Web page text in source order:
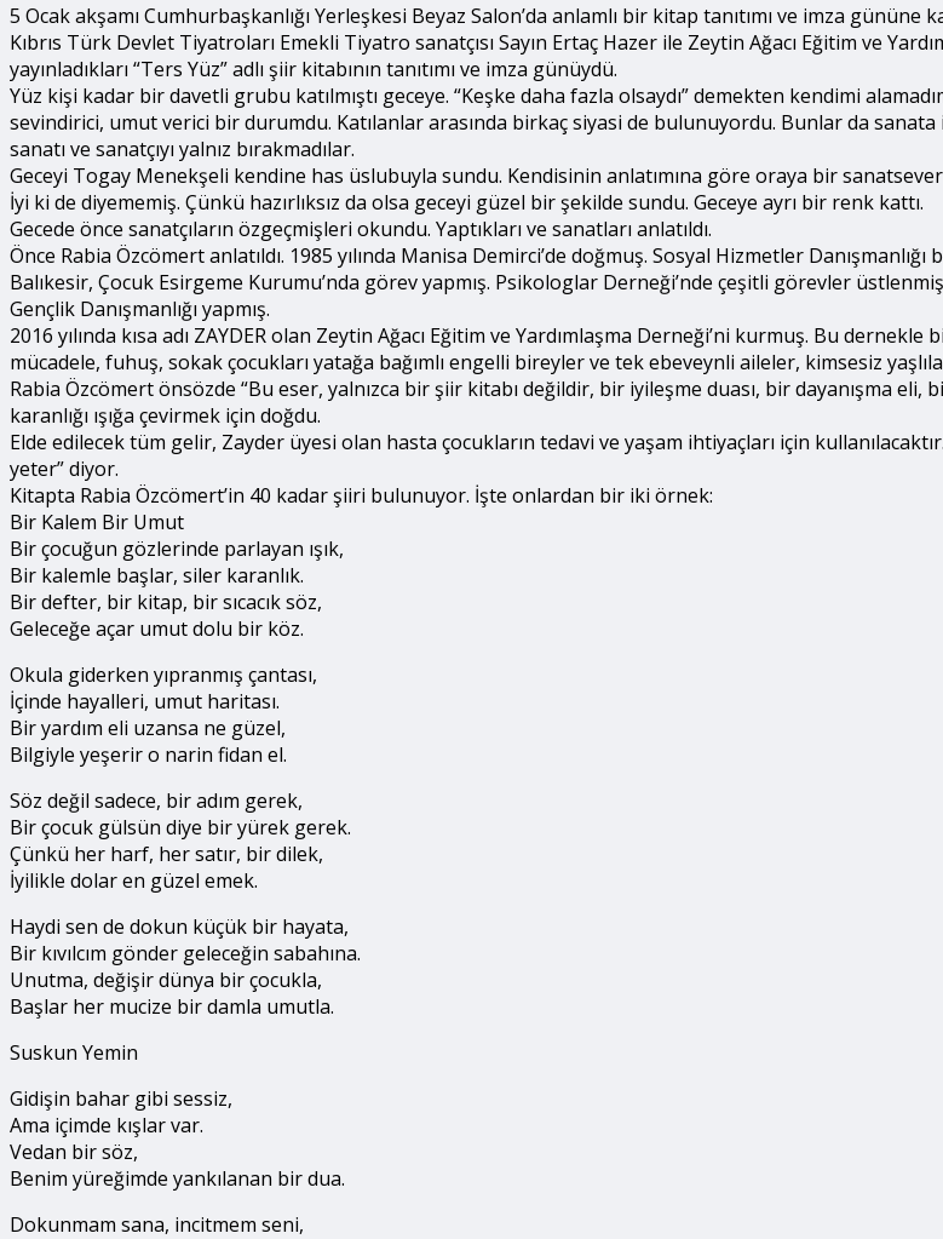
5 Ocak akşamı Cumhurbaşkanlığı Yerleşkesi Beyaz Salon’da anlamlı bir kitap tanıtımı ve imza gününe
Kıbrıs Türk Devlet Tiyatroları Emekli Tiyatro sanatçısı Sayın Ertaç Hazer ile Zeytin Ağacı Eğitim ve
yayınladıkları “Ters Yüz” adlı şiir kitabının tanıtımı ve imza günüydü.
Yüz kişi kadar bir davetli grubu katılmıştı geceye. “Keşke daha fazla olsaydı” demekten kendimi
sevindirici, umut verici bir durumdu. Katılanlar arasında birkaç siyasi de bulunuyordu. Bunlar da
sanatı ve sanatçıyı yalnız bırakmadılar.
Geceyi Togay Menekşeli kendine has üslubuyla sundu. Kendisinin anlatımına göre oraya bir
İyi ki de diyememiş. Çünkü hazırlıksız da olsa geceyi güzel bir şekilde sundu. Geceye ayrı bir renk kattı.
Gecede önce sanatçıların özgeçmişleri okundu. Yaptıkları ve sanatları anlatıldı.
Önce Rabia Özcömert anlatıldı. 1985 yılında Manisa Demirci’de doğmuş. Sosyal Hizmetler
Balıkesir, Çocuk Esirgeme Kurumu’nda görev yapmış. Psikologlar Derneği’nde çeşitli görevler
Gençlik Danışmanlığı yapmış.
2016 yılında kısa adı ZAYDER olan Zeytin Ağacı Eğitim ve Yardımlaşma Derneği’ni kurmuş. Bu
mücadele, fuhuş, sokak çocukları yatağa bağımlı engelli bireyler ve tek ebeveynli aileler, kimsesiz
Rabia Özcömert önsözde “Bu eser, yalnızca bir şiir kitabı değildir, bir iyileşme duası, bir dayanışma
karanlığı ışığa çevirmek için doğdu.
Elde edilecek tüm gelir, Zayder üyesi olan hasta çocukların tedavi ve yaşam ihtiyaçları için
yeter” diyor.
Kitapta Rabia Özcömert’in 40 kadar şiiri bulunuyor. İşte onlardan bir iki örnek:
Bir Kalem Bir Umut
Bir çocuğun gözlerinde parlayan ışık,
Bir kalemle başlar, siler karanlık.
Bir defter, bir kitap, bir sıcacık söz,
Geleceğe açar umut dolu bir köz.
Okula giderken yıpranmış çantası,
İçinde hayalleri, umut haritası.
Bir yardım eli uzansa ne güzel,
Bilgiyle yeşerir o narin fidan el.
Söz değil sadece, bir adım gerek,
Bir çocuk gülsün diye bir yürek gerek.
Çünkü her harf, her satır, bir dilek,
İyilikle dolar en güzel emek.
Haydi sen de dokun küçük bir hayata,
Bir kıvılcım gönder geleceğin sabahına.
Unutma, değişir dünya bir çocukla,
Başlar her mucize bir damla umutla.
Suskun Yemin
Gidişin bahar gibi sessiz,
Ama içimde kışlar var.
Vedan bir söz,
Benim yüreğimde yankılanan bir dua.
Dokunmam sana, incitmem seni,